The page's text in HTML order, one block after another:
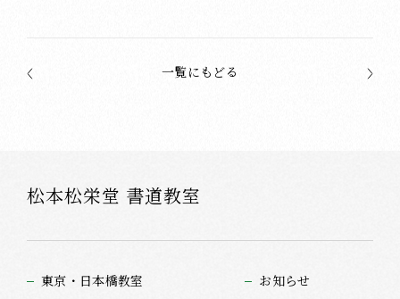
一覧にもどる
松本松栄堂 書道教室
東京・日本橋教室
お知らせ